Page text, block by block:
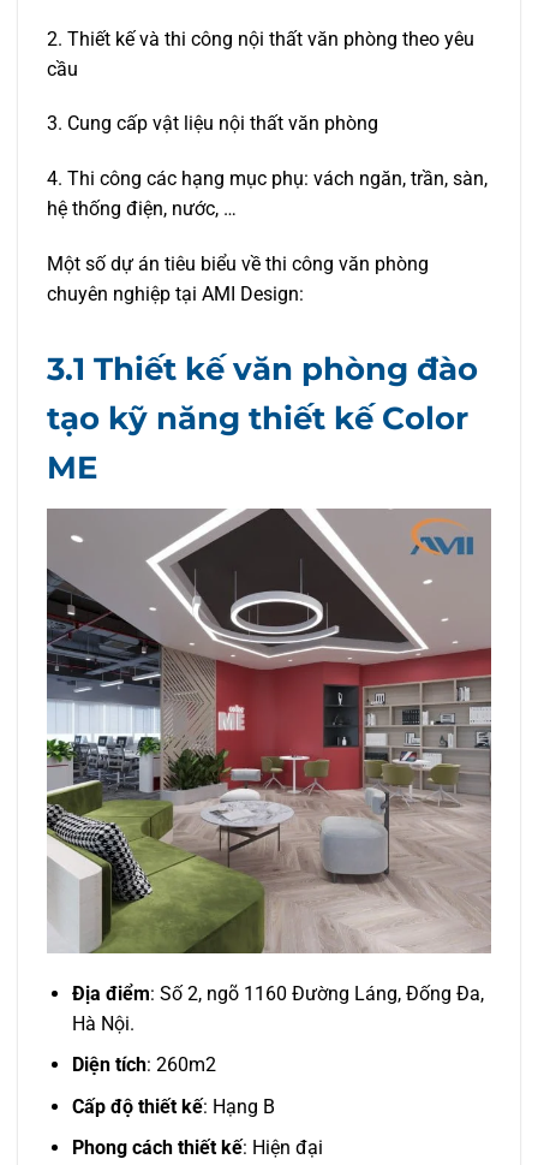
2. Thiết kế và thi công nội thất văn phòng theo yêu
cầu
3. Cung cấp vật liệu nội thất văn phòng
4. Thi công các hạng mục phụ: vách ngăn, trần, sàn,
hệ thống điện, nước, …
Một số dự án tiêu biểu về thi công văn phòng
chuyên nghiệp tại AMI Design:
3.1 Thiết kế văn phòng đào
tạo kỹ năng thiết kế Color
ME
Địa điểm: Số 2, ngõ 1160 Đường Láng, Đống Đa,
Hà Nội.
Diện tích: 260m2
Cấp độ thiết kế: Hạng B
Phong cách thiết kế: Hiện đại